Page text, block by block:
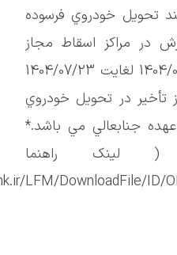
فرسوده
اسقاط مجاز
سراسر کشور) از تاريخ 1404/07/13 لغايت 1404/07/23
خودروي
مي باشد.*
راهنما
https://nnhk.ir/LFM/